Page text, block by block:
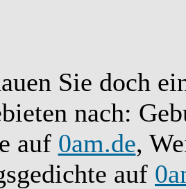
Sie doch
nach:
auf 0am.de,
auf